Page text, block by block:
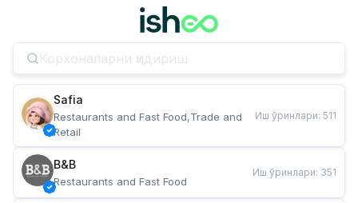
Safia
Restaurants and Fast Food,Trade and
Retail
Иш ўринлари: 511
B&B
Restaurants and Fast Food
Иш ўринлари: 351